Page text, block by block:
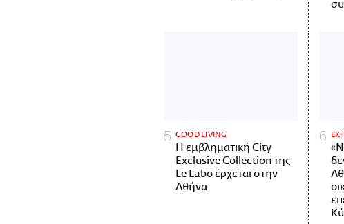
GOOD LIVING
Η εμβληματική City
Exclusive Collection της
Le Labo έρχεται στην
Αθήνα